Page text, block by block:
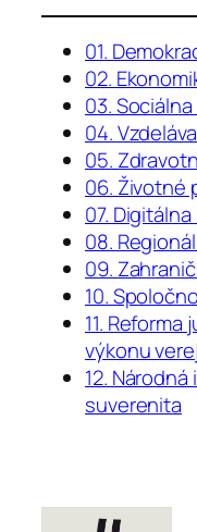
01.
02.
03.
04.
05.
06. Životné
07.
08.
09.
10.
11.
výkonu
12.
suverenita